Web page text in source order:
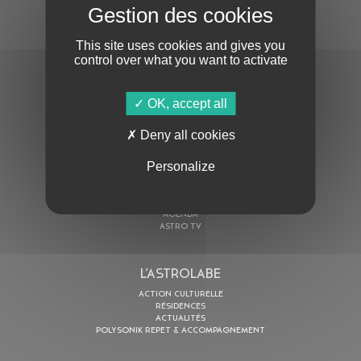
S'ABONNER À LA NEWSLETTER
En cochant cette case, j’accepte la Politique de confidentialité
AGENDA
ASTRO TV
L’ASTROLABE
ACTION CULTURELLE
RÉSIDENCES
ACTUALITÉS
POLYSONIK REPET & ACCOMPAGNEMENT
This site uses cookies and gives you
control over what you want to activate
OK, accept all
Deny all cookies
Personalize